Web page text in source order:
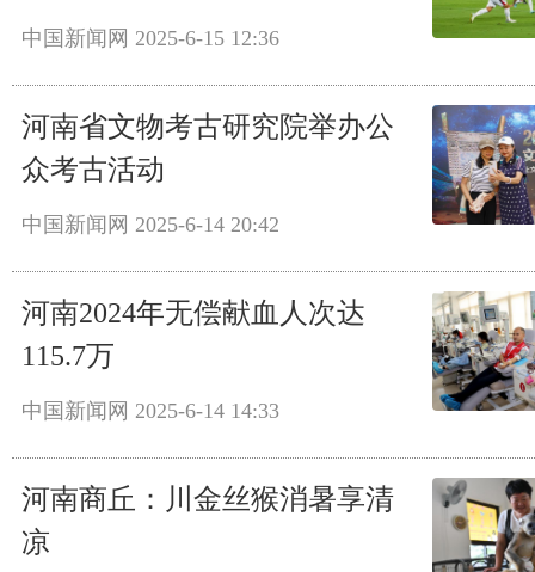
中国新闻网 2025-6-15 12:36
河南省文物考古研究院举办公
众考古活动
中国新闻网 2025-6-14 20:42
河南2024年无偿献血人次达
115.7万
中国新闻网 2025-6-14 14:33
河南商丘：川金丝猴消暑享清
凉